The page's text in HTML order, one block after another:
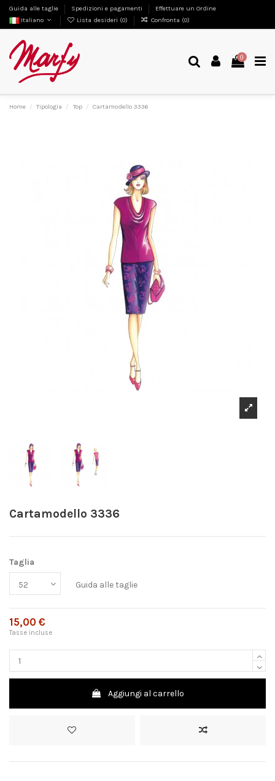
Guida alle taglie Spedizioni e pagamenti
Effettuare un Ordine
Italiano
Lista desideri (0) Confronta (0)
0
Home Tipologia Top Cartamodello 3336
Cartamodello 3336
Taglia
Guida alle taglie
15,00 €
Tasse incluse
Aggiungi al carrello